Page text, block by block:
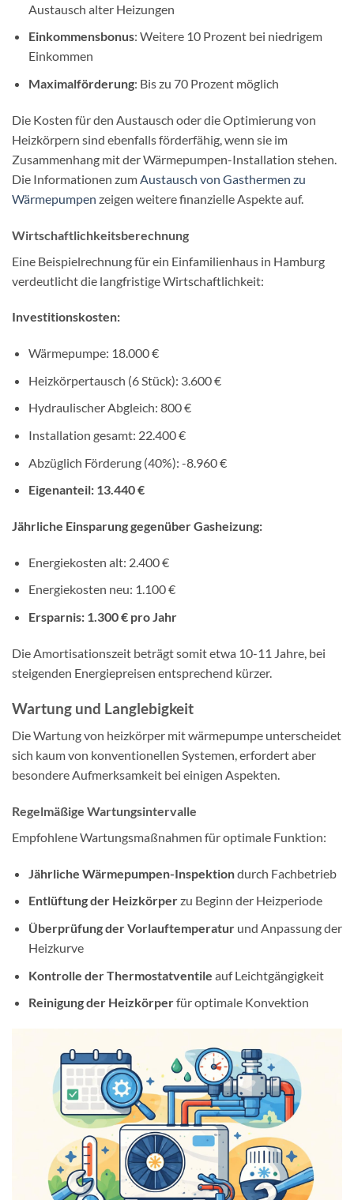
Austausch alter Heizungen
Einkommensbonus: Weitere 10 Prozent bei niedrigem
Einkommen
Maximalförderung: Bis zu 70 Prozent möglich
Die Kosten für den Austausch oder die Optimierung von
Heizkörpern sind ebenfalls förderfähig, wenn sie im
Zusammenhang mit der Wärmepumpen-Installation stehen.
Die Informationen zumAustausch von Gasthermen zu
Wärmepumpen zeigen weitere finanzielle Aspekte auf.
Wirtschaftlichkeitsberechnung
Eine Beispielrechnung für ein Einfamilienhaus in Hamburg
verdeutlicht die langfristige Wirtschaftlichkeit:
Investitionskosten:
Wärmepumpe: 18.000 €
Heizkörpertausch (6 Stück): 3.600 €
Hydraulischer Abgleich: 800 €
Installation gesamt: 22.400 €
Abzüglich Förderung (40%): -8.960 €
Eigenanteil: 13.440 €
Jährliche Einsparung gegenüber Gasheizung:
Energiekosten alt: 2.400 €
Energiekosten neu: 1.100 €
Ersparnis: 1.300 € pro Jahr
Die Amortisationszeit beträgt somit etwa 10-11 Jahre, bei
steigenden Energiepreisen entsprechend kürzer.
Wartung und Langlebigkeit
Die Wartung von heizkörper mit wärmepumpe unterscheidet
sich kaum von konventionellen Systemen, erfordert aber
besondere Aufmerksamkeit bei einigen Aspekten.
Regelmäßige Wartungsintervalle
Empfohlene Wartungsmaßnahmen für optimale Funktion:
Jährliche Wärmepumpen-Inspektiondurch Fachbetrieb
Entlüftung der Heizkörperzu Beginn der Heizperiode
Überprüfung der Vorlauftemperaturund Anpassung der
Heizkurve
Kontrolle der Thermostatventile auf Leichtgängigkeit
Reinigung der Heizkörperfür optimale Konvektion